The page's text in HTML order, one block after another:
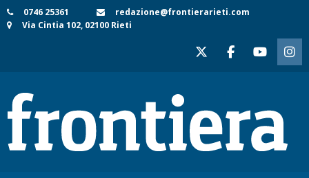
Skip
to
0746 25361
redazione@frontierarieti.com
Via Cintia 102, 02100 Rieti